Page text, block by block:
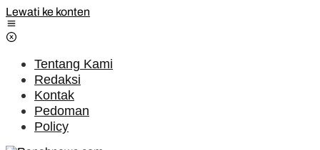
Lewati ke konten
Tentang Kami
Redaksi
Kontak
Pedoman
Policy